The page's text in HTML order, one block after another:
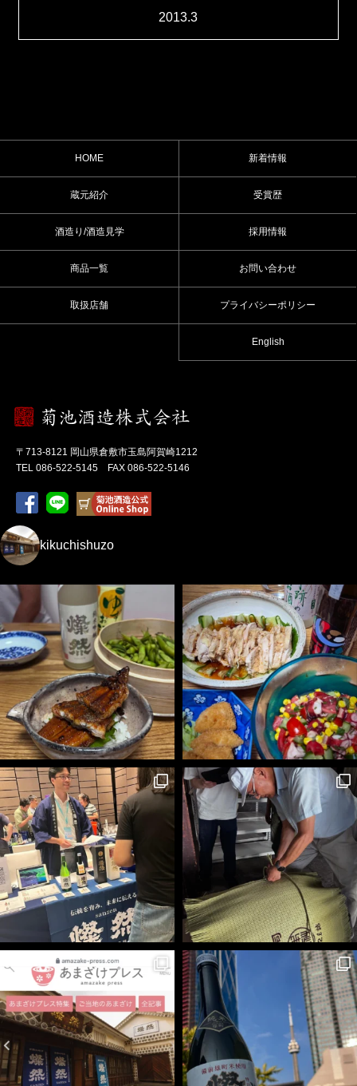
2013.3
HOME
蔵元紹介
酒造り/酒造見学
商品一覧
取扱店舗
新着情報
受賞歴
採用情報
お問い合わせ
プライバシーポリシー
English
〒713-8121 岡山県倉敷市玉島阿賀崎1212
TEL 086-522-5145 FAX 086-522-5146
kikuchishuzo